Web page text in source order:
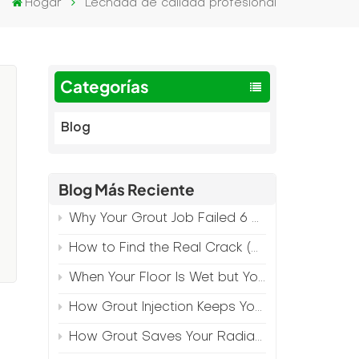
Hogar Lechada de calidad profesional
Categorías
Blog
Blog Más Reciente
Why Your Grout Job Failed 6 Months Later (And How to Prevent It)
How to Find the Real Crack (Because What You See Isn't Always the Source)
When Your Floor Is Wet but Your Crack Is Dry
How Grout Injection Keeps Your Retail Floors Looking Fresh
How Grout Saves Your Radiant Floor from Moisture Damage